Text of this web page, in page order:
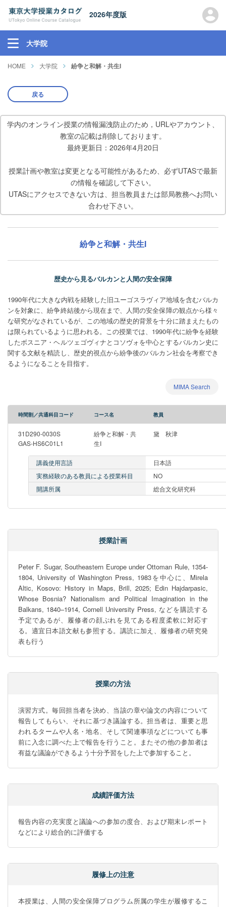
2026年度版
大学院
HOME 大学院 紛争と和解・共生I
戻る
学内のオンライン授業の情報漏洩防止のため，URLやアカウント、
教室の記載は削除しております。
最終更新日：2026年4月20日
授業計画や教室は変更となる可能性があるため、必ずUTASで最新
の情報を確認して下さい。
UTASにアクセスできない方は、担当教員または部局教務へお問い
合わせ下さい。
紛争と和解・共生I
歴史から見るバルカンと人間の安全保障
1990年代に大きな内戦を経験した旧ユーゴスラヴィア地域を含むバルカ
ンを対象に、紛争終結後から現在まで、人間の安全保障の観点から様々
な研究がなされているが、この地域の歴史的背景を十分に踏まえたもの
は限られているように思われる。この授業では、1990年代に紛争を経験
したボスニア・ヘルツェゴヴィナとコソヴォを中心とするバルカン史に
関する文献を精読し、歴史的視点から紛争後のバルカン社会を考察でき
るようになることを目指す。
MIMA Search
時間割／共通科目コード コース名 教員
31D290-0030S
GAS-HS6C01L1
紛争と和解・共
生I
黛 秋津
講義使用言語
日本語
実務経験のある教員による授業科目
NO
開講所属
総合文化研究科
授業計画
Peter F. Sugar, Southeastern Europe under Ottoman Rule, 1354-
1804, University of Washington Press, 1983を中心に、Mirela
Altic, Kosovo: History in Maps, Brill, 2025; Edin Hajdarpasic,
Whose Bosnia? Nationalism and Political Imagination in the
Balkans, 1840–1914, Cornell University Press, などを購読する
予定であるが、履修者の顔ぶれを見てある程度柔軟に対応す
る。適宜日本語文献も参照する。講読に加え、履修者の研究発
表も行う
授業の方法
演習方式。毎回担当者を決め、当該の章や論文の内容について
報告してもらい、それに基づき議論する。担当者は、重要と思
われるタームや人名・地名、そして関連事項などについても事
前に入念に調べた上で報告を行うこと。またその他の参加者は
有益な議論ができるよう十分予習をした上で参加すること。
成績評価方法
報告内容の充実度と議論への参加の度合、および期末レポート
などにより総合的に評価する
履修上の注意
本授業は、人間の安全保障プログラム所属の学生が履修するこ